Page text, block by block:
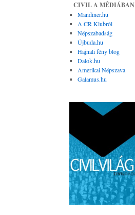
CIVIL A MÉDIÁBAN
Mandiner.hu
A CR Klubról
Népszabadság
Újbuda.hu
Hajnali fény blog
Dalok.hu
Amerikai Népszava
Galamus.hu